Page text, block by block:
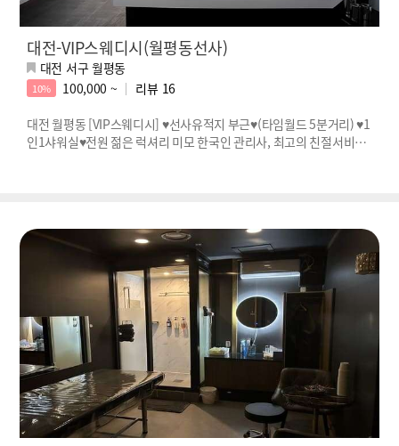
대전-VIP스웨디시(월평동선사)
대전 서구 월평동
10% 100,000 ~ 리뷰 16
대전 월평동 [VIP스웨디시] ♥선사유적지 부근♥(타임월드 5분거리) ♥1
인1샤워실♥전원 젊은 럭셔리 미모 한국인 관리사, 최고의 친절서비스